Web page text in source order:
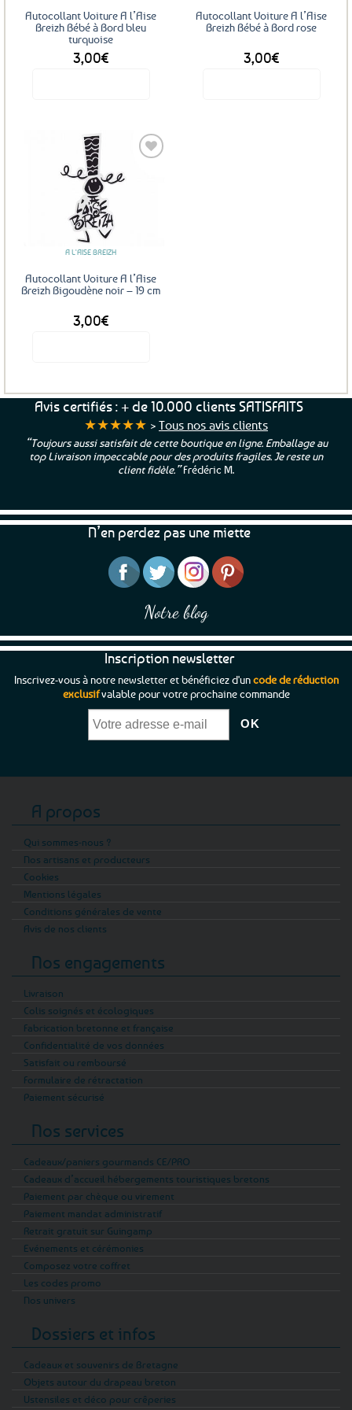
Autocollant Voiture A l’Aise
Breizh Bébé à Bord bleu
turquoise
3,00€
Autocollant Voiture A l’Aise
Breizh Bébé à Bord rose
3,00€
A L'AISE BREIZH
Autocollant Voiture A l’Aise
Breizh Bigoudène noir – 19 cm
3,00€
Avis certifiés : + de 10.000 clients SATISFAITS
★★★★★ > Tous nos avis clients
“Toujours aussi satisfait de cette boutique en ligne. Emballage au
top Livraison impeccable pour des produits fragiles. Je reste un
client fidèle.”Frédéric M.
N’en perdez pas une miette
Notre blog
Inscription newsletter
Inscrivez-vous à notre newsletter et bénéficiez d'uncode de réduction
exclusifvalable pour votre prochaine commande
A propos
Qui sommes-nous ?
Nos artisans et producteurs
Cookies
Mentions légales
Conditions générales de vente
Avis de nos clients
Nos engagements
Livraison
Colis soignés et écologiques
Fabrication bretonne et française
Confidentialité de vos données
Satisfait ou remboursé
Formulaire de rétractation
Paiement sécurisé
Nos services
Cadeaux/paniers gourmands CE/PRO
Cadeaux d’accueil hébergements touristiques bretons
Paiement par chèque ou virement
Paiement mandat administratif
Retrait gratuit sur Guingamp
Evénements et cérémonies
Composez votre coffret
Les codes promo
Nos univers
Dossiers et infos
Cadeaux et souvenirs de Bretagne
Objets autour du drapeau breton
Ustensiles et déco pour crêperies